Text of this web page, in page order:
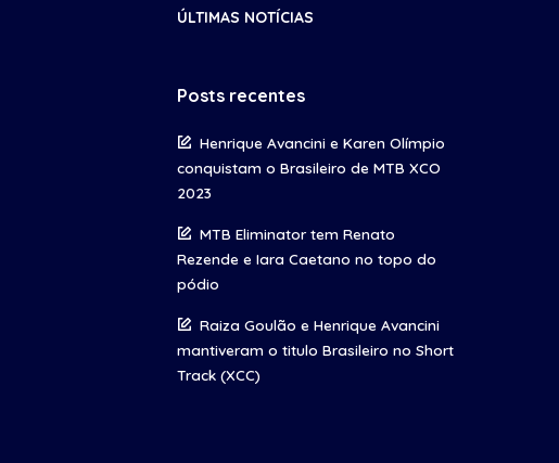
ÚLTIMAS NOTÍCIAS
Posts recentes
Henrique Avancini e Karen Olímpio
conquistam o Brasileiro de MTB XCO
2023
MTB Eliminator tem Renato
Rezende e Iara Caetano no topo do
pódio
Raiza Goulão e Henrique Avancini
mantiveram o titulo Brasileiro no Short
Track (XCC)